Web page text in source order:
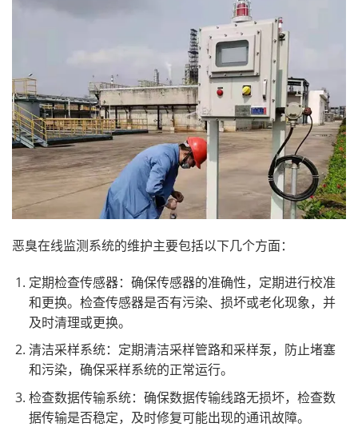
恶臭在线监测系统的维护主要包括以下几个方面：
定期检查传感器：确保传感器的准确性，定期进行校准
和更换。检查传感器是否有污染、损坏或老化现象，并
及时清理或更换。
清洁采样系统：定期清洁采样管路和采样泵，防止堵塞
和污染，确保采样系统的正常运行。
检查数据传输系统：确保数据传输线路无损坏，检查数
据传输是否稳定，及时修复可能出现的通讯故障。